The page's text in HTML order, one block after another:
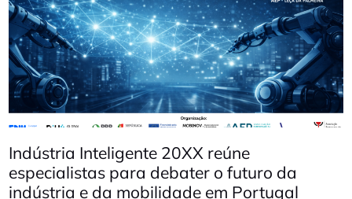
Indústria Inteligente 20XX reúne
especialistas para debater o futuro da
indústria e da mobilidade em Portugal